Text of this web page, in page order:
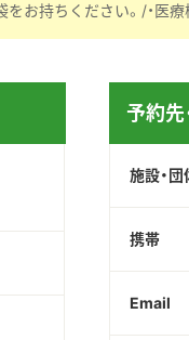
をお持ちください。/・医
予約先
施設・団
携帯
Email